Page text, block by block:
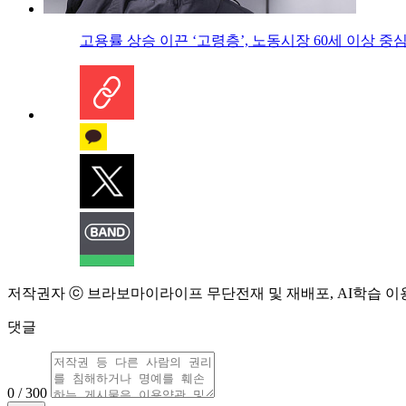
고용률 상승 이끈 ‘고령층’, 노동시장 60세 이상 중
저작권자 ⓒ 브라보마이라이프 무단전재 및 재배포, AI학습 이
댓글
0 / 300